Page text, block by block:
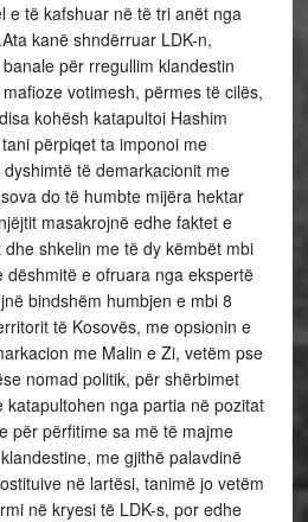
e të kafshuar në të tri anët nga
kanë shndërruar LDK-n,
për rregullim klandestin
votimesh, përmes të cilës,
kohësh katapultoi Hashim
përpiqet ta imponoi me
të demarkacionit me
do të humbte mijëra hektar
masakrojnë edhe faktet e
shkelin me të dy këmbët mbi
e ofruara nga ekspertë
bindshëm humbjen e mbi 8
të Kosovës, me opsionin e
me Malin e Zi, vetëm pse
nomad politik, për shërbimet
katapultohen nga partia në pozitat
për përfitime sa më të majme
me gjithë palavdinë
në lartësi, tanimë jo vetëm
në kryesi të LDK-s, por edhe